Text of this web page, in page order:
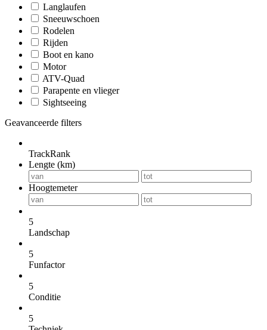
Langlaufen
Sneeuwschoen
Rodelen
Rijden
Boot en kano
Motor
ATV-Quad
Parapente en vlieger
Sightseeing
Geavanceerde filters
TrackRank
Lengte (km)
Hoogtemeter
5
Landschap
5
Funfactor
5
Conditie
5